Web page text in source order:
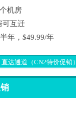
机房
可互迁
年，$49.99/年
直达通道（CN2特价促销）